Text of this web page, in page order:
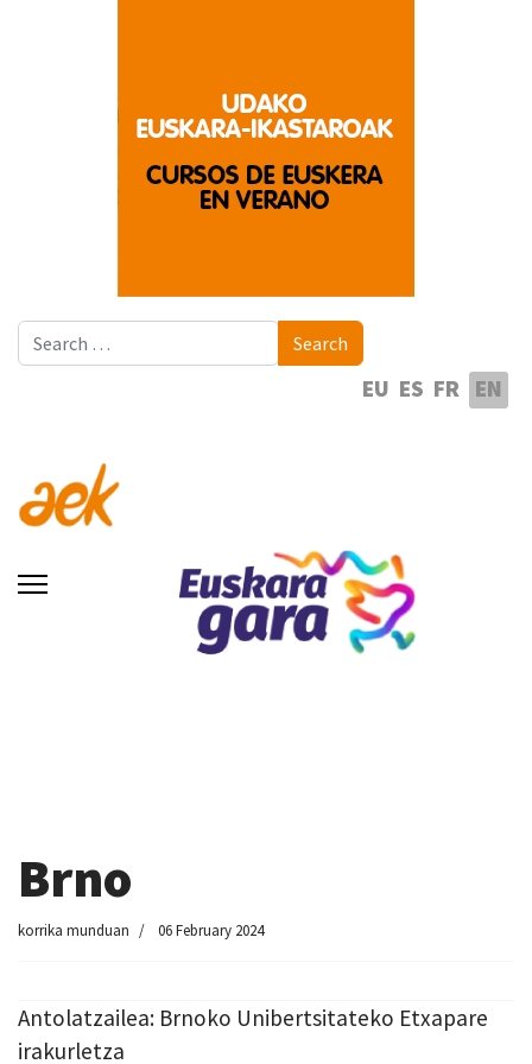
Search Search
EU ES FR EN
Brno
korrika munduan 06 February 2024
Antolatzailea: Brnoko Unibertsitateko Etxapare
irakurletza